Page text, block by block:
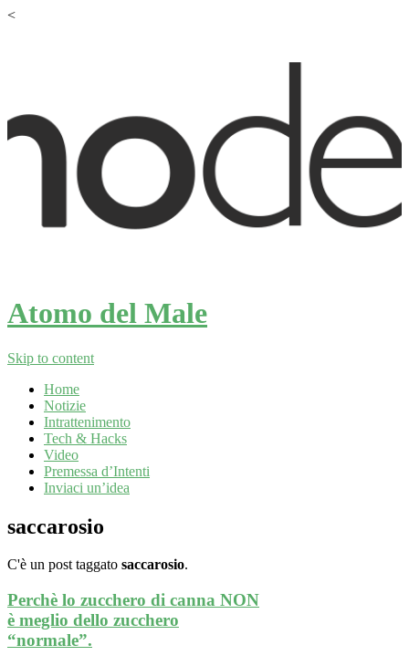
<
Atomo del Male
Skip to content
Home
Notizie
Intrattenimento
Tech & Hacks
Video
Premessa d’Intenti
Inviaci un’idea
saccarosio
C'è un post taggato saccarosio.
Perchè lo zucchero di canna NON
è meglio dello zucchero
“normale”.